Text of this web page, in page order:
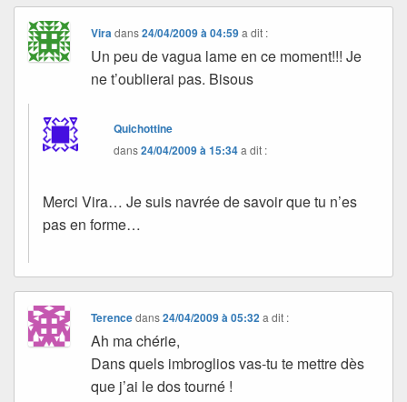
Vira dans24/04/2009 à 04:59 a dit :
Un peu de vagua lame en ce moment!!! Je
ne t’oublierai pas. Bisous
Quichottine
dans24/04/2009 à 15:34a dit :
Merci Vira… Je suis navrée de savoir que tu n’es
pas en forme…
Terencedans24/04/2009 à 05:32 a dit :
Ah ma chérie,
Dans quels imbroglios vas-tu te mettre dès
que j’ai le dos tourné !